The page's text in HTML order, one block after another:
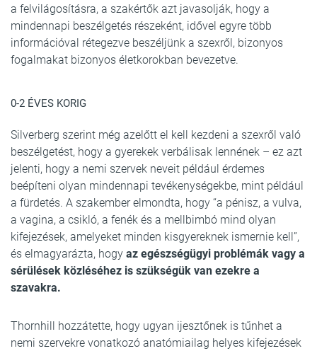
a felvilágosításra, a szakértők azt javasolják, hogy a
mindennapi beszélgetés részeként, idővel egyre több
információval rétegezve beszéljünk a szexről, bizonyos
fogalmakat bizonyos életkorokban bevezetve.
0-2 ÉVES KORIG
Silverberg szerint még azelőtt el kell kezdeni a szexről való
beszélgetést, hogy a gyerekek verbálisak lennének – ez azt
jelenti, hogy a nemi szervek neveit például érdemes
beépíteni olyan mindennapi tevékenységekbe, mint például
a fürdetés. A szakember elmondta, hogy “a pénisz, a vulva,
a vagina, a csikló, a fenék és a mellbimbó mind olyan
kifejezések, amelyeket minden kisgyereknek ismernie kell”,
és elmagyarázta, hogy az egészségügyi problémák vagy a
sérülések közléséhez is szükségük van ezekre a
szavakra.
Thornhill hozzátette, hogy ugyan ijesztőnek is tűnhet a
nemi szervekre vonatkozó anatómiailag helyes kifejezések